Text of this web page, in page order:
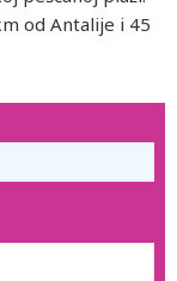
od Antalije i 45